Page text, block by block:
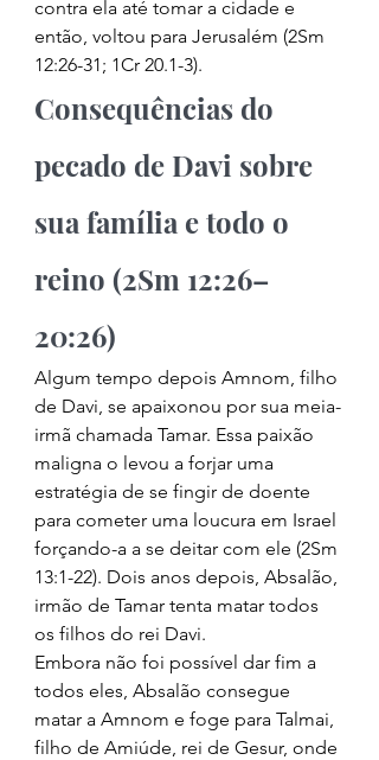
contra ela até tomar a cidade e
então, voltou para Jerusalém (2Sm
12:26-31; 1Cr 20.1-3).
Consequências do
pecado de Davi sobre
sua família e todo o
reino (2Sm 12:26–
20:26)
Algum tempo depois Amnom, filho
de Davi, se apaixonou por sua meia-
irmã chamada Tamar. Essa paixão
maligna o levou a forjar uma
estratégia de se fingir de doente
para cometer uma loucura em Israel
forçando-a a se deitar com ele (2Sm
13:1-22). Dois anos depois, Absalão,
irmão de Tamar tenta matar todos
os filhos do rei Davi.
Embora não foi possível dar fim a
todos eles, Absalão consegue
matar a Amnom e foge para Talmai,
filho de Amiúde, rei de Gesur, onde